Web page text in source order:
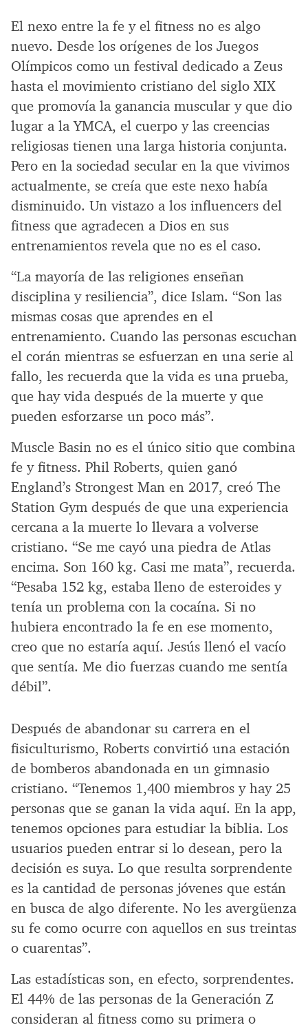
El nexo entre la fe y el fitness no es algo
nuevo. Desde los orígenes de los Juegos
Olímpicos como un festival dedicado a Zeus
hasta el movimiento cristiano del siglo XIX
que promovía la ganancia muscular y que dio
lugar a la YMCA, el cuerpo y las creencias
religiosas tienen una larga historia conjunta.
Pero en la sociedad secular en la que vivimos
actualmente, se creía que este nexo había
disminuido. Un vistazo a los influencers del
fitness que agradecen a Dios en sus
entrenamientos revela que no es el caso.
“La mayoría de las religiones enseñan
disciplina y resiliencia”, dice Islam. “Son las
mismas cosas que aprendes en el
entrenamiento. Cuando las personas escuchan
el corán mientras se esfuerzan en una serie al
fallo, les recuerda que la vida es una prueba,
que hay vida después de la muerte y que
pueden esforzarse un poco más”.
Muscle Basin no es el único sitio que combina
fe y fitness. Phil Roberts, quien ganó
England’s Strongest Man en 2017, creó The
Station Gym después de que una experiencia
cercana a la muerte lo llevara a volverse
cristiano. “Se me cayó una piedra de Atlas
encima. Son 160 kg. Casi me mata”, recuerda.
“Pesaba 152 kg, estaba lleno de esteroides y
tenía un problema con la cocaína. Si no
hubiera encontrado la fe en ese momento,
creo que no estaría aquí. Jesús llenó el vacío
que sentía. Me dio fuerzas cuando me sentía
débil”.
Después de abandonar su carrera en el
fisiculturismo, Roberts convirtió una estación
de bomberos abandonada en un gimnasio
cristiano. “Tenemos 1,400 miembros y hay 25
personas que se ganan la vida aquí. En la app,
tenemos opciones para estudiar la biblia. Los
usuarios pueden entrar si lo desean, pero la
decisión es suya. Lo que resulta sorprendente
es la cantidad de personas jóvenes que están
en busca de algo diferente. No les avergüenza
su fe como ocurre con aquellos en sus treintas
o cuarentas”.
Las estadísticas son, en efecto, sorprendentes.
El 44% de las personas de la Generación Z
consideran al fitness como su primera o